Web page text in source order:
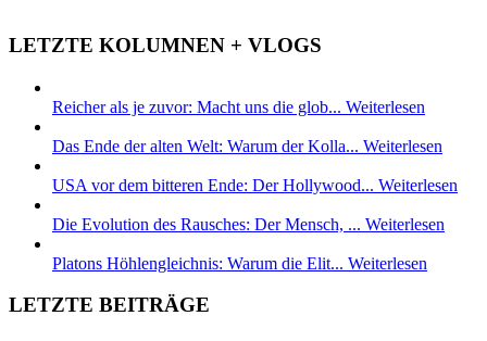
LETZTE KOLUMNEN + VLOGS
Reicher als je zuvor: Macht uns die glob... Weiterlesen
Das Ende der alten Welt: Warum der Kolla... Weiterlesen
USA vor dem bitteren Ende: Der Hollywood... Weiterlesen
Die Evolution des Rausches: Der Mensch, ... Weiterlesen
Platons Höhlengleichnis: Warum die Elit... Weiterlesen
LETZTE BEITRÄGE